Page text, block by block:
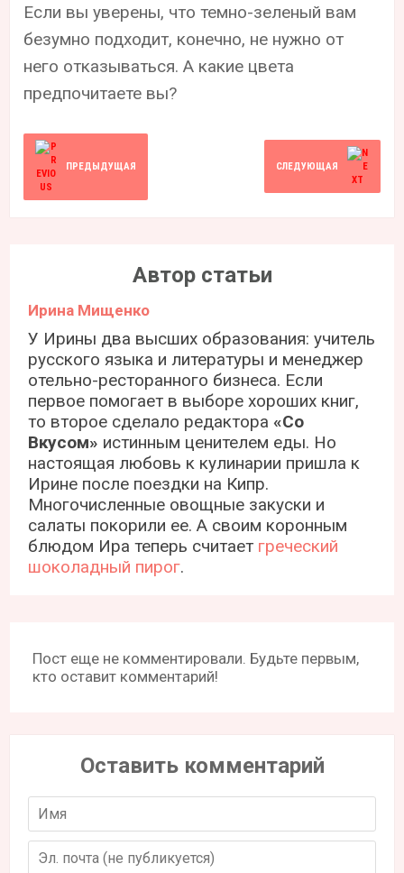
Если вы уверены, что темно-зеленый вам
безумно подходит, конечно, не нужно от
него отказываться. А какие цвета
предпочитаете вы?
ПРЕДЫДУЩАЯ СЛЕДУЮЩАЯ
Автор статьи
Ирина Мищенко
У Ирины два высших образования: учитель
русского языка и литературы и менеджер
отельно-ресторанного бизнеса. Если
первое помогает в выборе хороших книг,
то второе сделало редактора«Со
Вкусом» истинным ценителем еды. Но
настоящая любовь к кулинарии пришла к
Ирине после поездки на Кипр.
Многочисленные овощные закуски и
салаты покорили ее. А своим коронным
блюдом Ира теперь считает греческий
шоколадный пирог.
Пост еще не комментировали. Будьте первым,
кто оставит комментарий!
Оставить комментарий